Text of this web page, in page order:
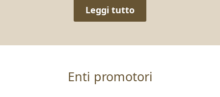
Leggi tutto
Enti promotori